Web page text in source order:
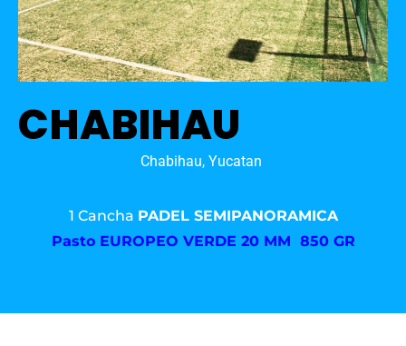
CHABIHAU
Chabihau, Yucatan
1 Cancha PADEL SEMIPANORAMICA
Pasto EUROPEO VERDE 20 MM 850 GR